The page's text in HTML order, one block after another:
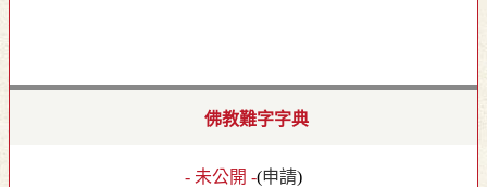
佛教難字字典
- 未公開 -(申請)